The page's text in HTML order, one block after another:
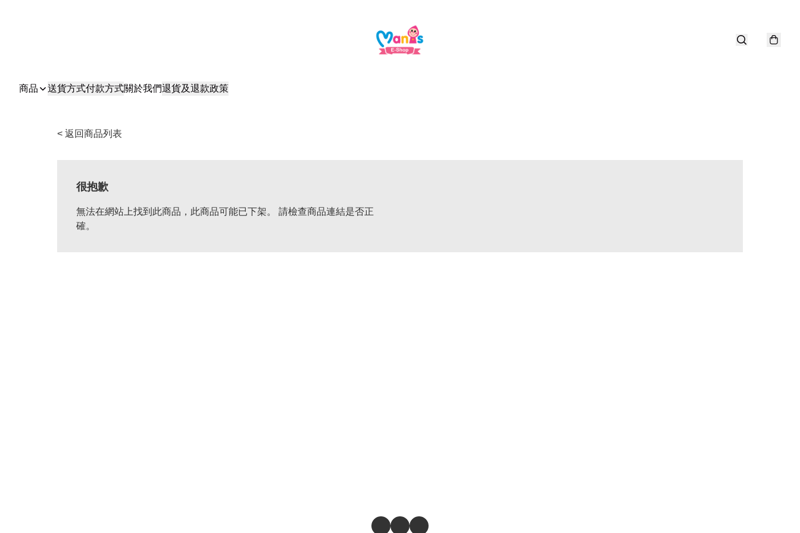
商品 送貨方式付款方式關於我們退貨及退款政策
< 返回商品列表
很抱歉
無法在網站上找到此商品，此商品可能已下架。 請檢查商品連結是否正
確。